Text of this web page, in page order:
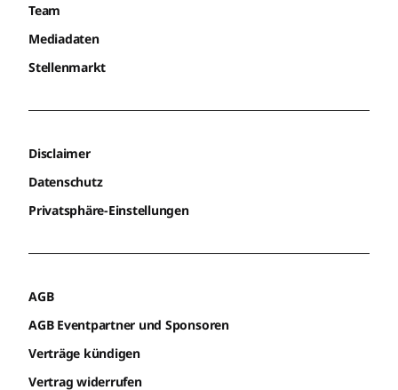
Team
Mediadaten
Stellenmarkt
Disclaimer
Datenschutz
Privatsphäre-Einstellungen
AGB
AGB Eventpartner und Sponsoren
Verträge kündigen
Vertrag widerrufen